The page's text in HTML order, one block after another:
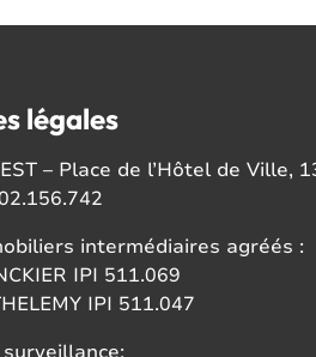
légales
– Place de l’Hôtel de Ville,
intermédiaires agréés :
IPI 511.069
IPI 511.047